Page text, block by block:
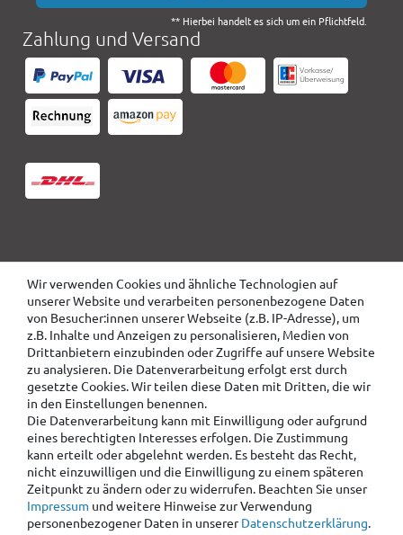
Wir verwenden Cookies und ähnliche Technologien auf
unserer Website und verarbeiten personenbezogene Daten
von Besucher:innen unserer Webseite (z.B. IP-Adresse), um
z.B. Inhalte und Anzeigen zu personalisieren, Medien von
Drittanbietern einzubinden oder Zugriffe auf unsere Website
zu analysieren. Die Datenverarbeitung erfolgt erst durch
gesetzte Cookies. Wir teilen diese Daten mit Dritten, die wir
in den Einstellungen benennen.
Die Datenverarbeitung kann mit Einwilligung oder aufgrund
eines berechtigten Interesses erfolgen. Die Zustimmung
kann erteilt oder abgelehnt werden. Es besteht das Recht,
nicht einzuwilligen und die Einwilligung zu einem späteren
Zeitpunkt zu ändern oder zu widerrufen. Beachten Sie unser
Impressum und weitere Hinweise zur Verwendung
personenbezogener Daten in unsererDaten­schutz­erklärung.
** Hierbei handelt es sich um ein Pflichtfeld.
Zahlung und Versand